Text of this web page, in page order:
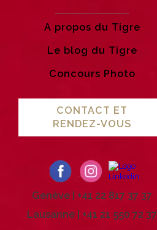
A propos du Tigre
Le blog du Tigre
Concours Photo
CONTACT ET
RENDEZ-VOUS
Genève | +41 22 817 37 37
Lausanne | +41 21 550 72 37